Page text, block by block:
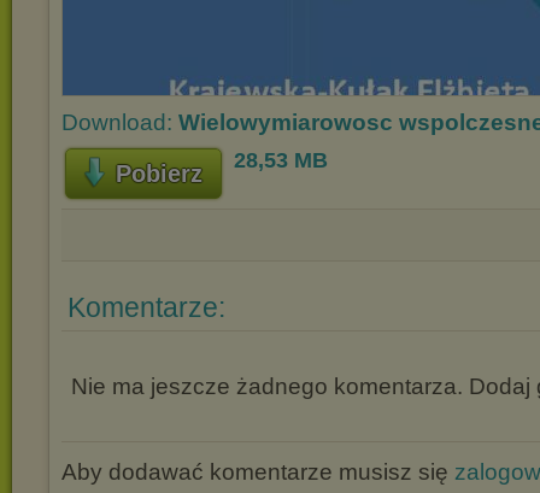
Download: Wielowymiarowosc
Pobierz 28,53 MB
Komentarze:
Nie ma jeszcze żadnego komentarza. Dodaj
Aby dodawać komentarze musisz się